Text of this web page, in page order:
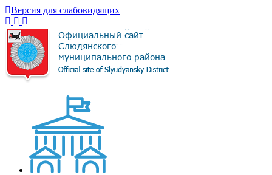
Версия для слабовидящих